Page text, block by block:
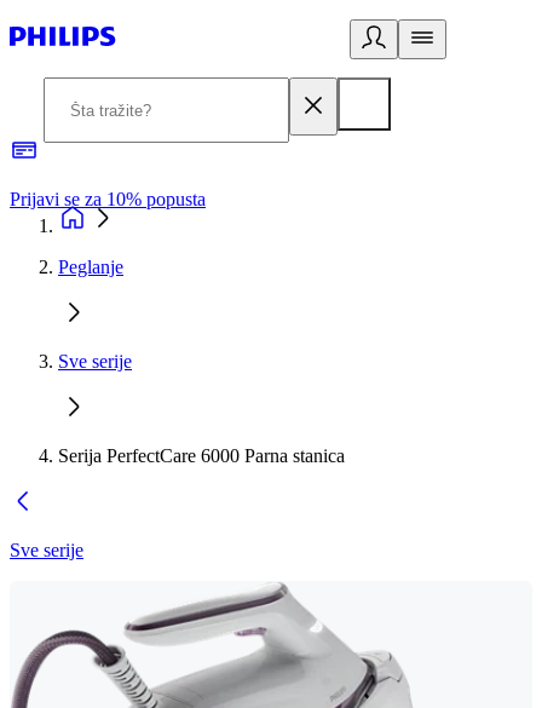
Prijavi se za 10% popusta
Peglanje
Sve serije
Serija PerfectCare 6000 Parna stanica
Sve serije